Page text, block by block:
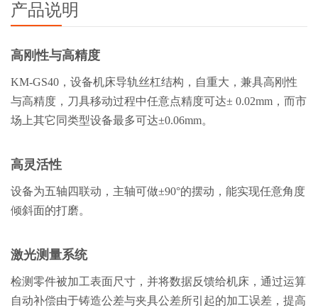
产品说明
高刚性与高精度
KM-GS40，设备机床导轨丝杠结构，自重大，兼具高刚性
与高精度，刀具移动过程中任意点精度可达± 0.02mm，而市
场上其它同类型设备最多可达±0.06mm。
高灵活性
设备为五轴四联动，主轴可做±90°的摆动，能实现任意角度
倾斜面的打磨。
激光测量系统
检测零件被加工表面尺寸，并将数据反馈给机床，通过运算
自动补偿由于铸造公差与夹具公差所引起的加工误差，提高